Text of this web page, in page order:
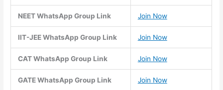
NEET WhatsApp Group Link Join Now
IIT-JEE WhatsApp Group Link Join Now
CAT WhatsApp Group Link Join Now
GATE WhatsApp Group Link Join Now